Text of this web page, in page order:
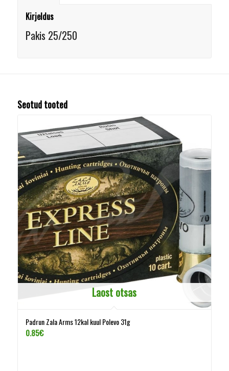
Kirjeldus
Pakis 25/250
Seotud tooted
Laost otsas
Padrun Zala Arms 12kal kuul Polevo 31g
0.85€